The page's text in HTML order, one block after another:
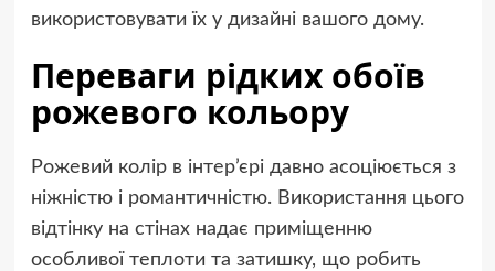
використовувати їх у дизайні вашого дому.
Переваги рідких обоїв
рожевого кольору
Рожевий колір в інтер’єрі давно асоціюється з
ніжністю і романтичністю. Використання цього
відтінку на стінах надає приміщенню
особливої теплоти та затишку, що робить